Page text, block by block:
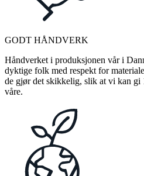
GODT HÅNDVERK
Håndverket i produksjonen vår i
dyktige folk med respekt for
de gjør det skikkelig, slik at vi kan gi
våre.